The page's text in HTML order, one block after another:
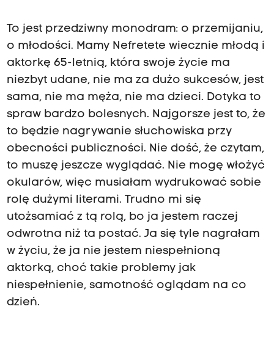
To jest przedziwny monodram: o przemijaniu,
o młodości. Mamy Nefretete wiecznie młodą i
aktorkę 65-letnią, która swoje życie ma
niezbyt udane, nie ma za dużo sukcesów, jest
sama, nie ma męża, nie ma dzieci. Dotyka to
spraw bardzo bolesnych. Najgorsze jest to, że
to będzie nagrywanie słuchowiska przy
obecności publiczności. Nie dość, że czytam,
to muszę jeszcze wyglądać. Nie mogę włożyć
okularów, więc musiałam wydrukować sobie
rolę dużymi literami. Trudno mi się
utożsamiać z tą rolą, bo ja jestem raczej
odwrotna niż ta postać. Ja się tyle nagrałam
w życiu, że ja nie jestem niespełnioną
aktorką, choć takie problemy jak
niespełnienie, samotność oglądam na co
dzień.